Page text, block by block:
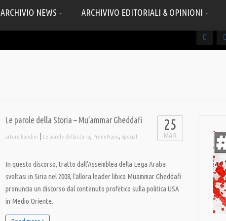
ARCHIVIO NEWS ARCHIVIVO EDITORIALI & OPINIONI
Le parole della Storia – Mu’ammar Gheddafi
arturo bandini | Le parole della storia, PrimoPiano, Speciali
25
MAR
In questo discorso, tratto dall’Assemblea della Lega Araba
svoltasi in Siria nel 2008, l’allora leader libico Muammar Gheddafi
pronuncia un discorso dal contenuto profetico sulla politica USA
in Medio Oriente.